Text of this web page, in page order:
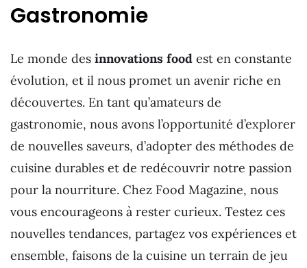
Gastronomie
Le monde des innovations food est en constante
évolution, et il nous promet un avenir riche en
découvertes. En tant qu’amateurs de
gastronomie, nous avons l’opportunité d’explorer
de nouvelles saveurs, d’adopter des méthodes de
cuisine durables et de redécouvrir notre passion
pour la nourriture. Chez Food Magazine, nous
vous encourageons à rester curieux. Testez ces
nouvelles tendances, partagez vos expériences et
ensemble, faisons de la cuisine un terrain de jeu